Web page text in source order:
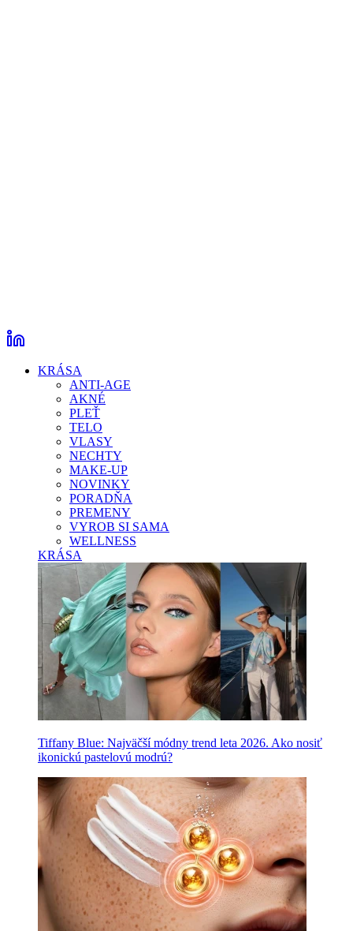
KRÁSA
ANTI-AGE
AKNÉ
PLEŤ
TELO
VLASY
NECHTY
MAKE-UP
NOVINKY
PORADŇA
PREMENY
VYROB SI SAMA
WELLNESS
KRÁSA
Tiffany Blue: Najväčší módny trend leta 2026. Ako nosiť
ikonickú pastelovú modrú?